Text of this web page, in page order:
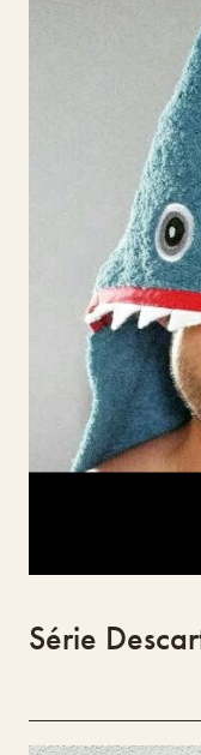
Wesley
criatividade
2016 deixou
peças em
arquitetura,
2021
matéria
de madeira
unindo
que
Série